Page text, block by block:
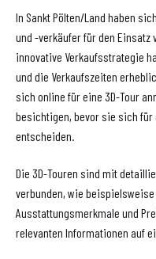
In Sankt Pölten/Land haben
und -verkäufer für den Einsatz
innovative Verkaufsstrategie
und die Verkaufszeiten
sich online für eine 3D-Tour
besichtigen, bevor sie sich
entscheiden.
Die 3D-Touren sind mit
verbunden, wie
Ausstattungsmerkmale und
relevanten Informationen auf